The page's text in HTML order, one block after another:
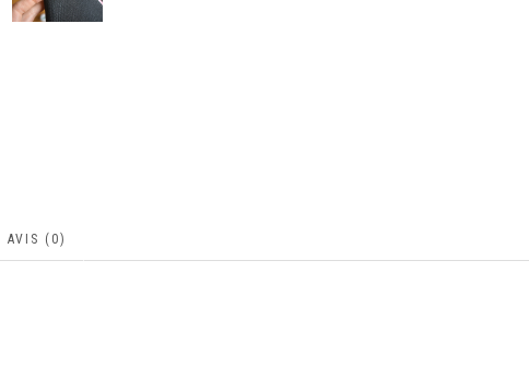
AVIS (0)